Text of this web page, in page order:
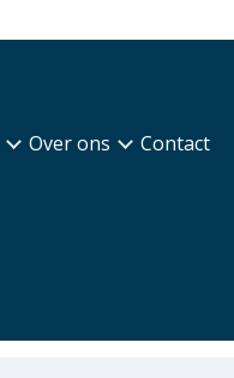
Over ons Contact